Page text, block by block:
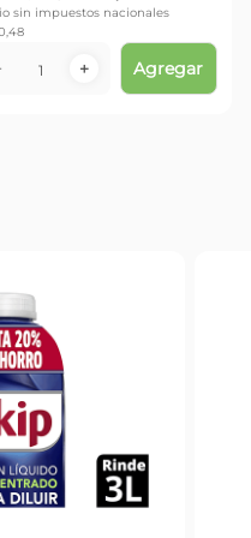
impuestos nacionales
Agregar